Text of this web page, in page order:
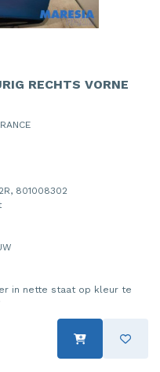
RECHTS VORNE
801008302
in nette staat op kleur te